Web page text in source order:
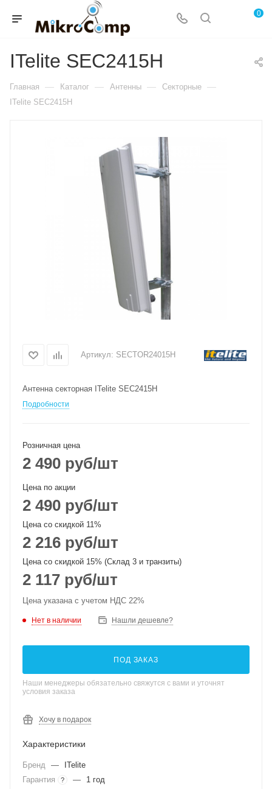
0
ITelite SEC2415H
Главная — Каталог — Антенны — Секторные —
ITelite SEC2415H
Артикул: SECTOR24015H
Антенна секторная ITelite SEC2415H
Подробности
Розничная цена
2 490 руб/шт
Цена по акции
2 490 руб/шт
Цена со скидкой 11%
2 216 руб/шт
Цена со скидкой 15% (Склад 3 и транзиты)
2 117 руб/шт
Цена указана с учетом НДС 22%
Нет в наличии Нашли дешевле?
ПОД ЗАКАЗ
Наши менеджеры обязательно свяжутся с вами и уточнят
условия заказа
Хочу в подарок
Характеристики
Бренд —
ITelite
Гарантия
? —
1 год